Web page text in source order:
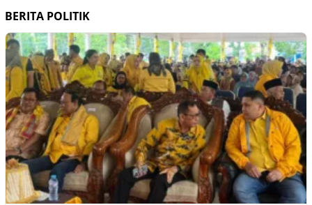
BERITA POLITIK